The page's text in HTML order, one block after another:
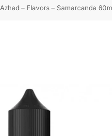
Azhad – Flavors – Samarcanda